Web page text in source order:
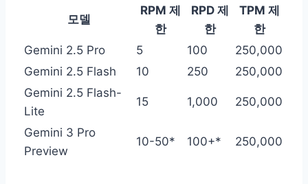
모델
RPM 제
한
RPD 제
한
TPM 제
한
Gemini 2.5 Pro
5 100
250,000
Gemini 2.5 Flash
10 250
250,000
Gemini 2.5 Flash-
Lite
15 1,000 250,000
Gemini 3 Pro
Preview
10-50* 100+* 250,000